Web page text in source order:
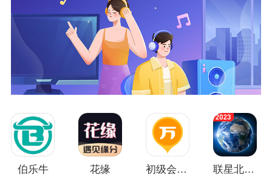
伯乐牛 花缘 初级会计职称万题库 联星北斗街景地图